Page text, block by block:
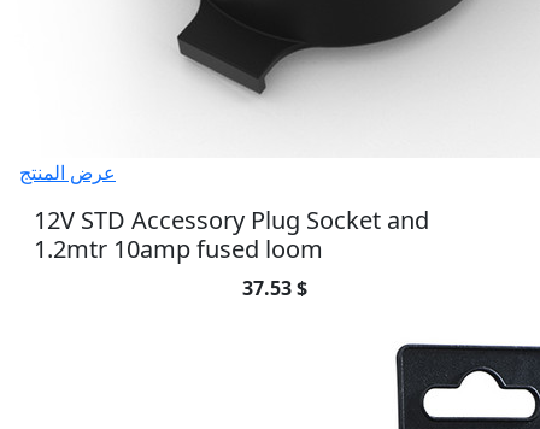
عرض المنتج
12V STD Accessory Plug Socket and
1.2mtr 10amp fused loom
37.53 $